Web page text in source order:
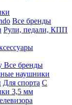
Все бренды
Рули, педали, КПП
Все бренды
наушники
Для спорта С
3,5 мм